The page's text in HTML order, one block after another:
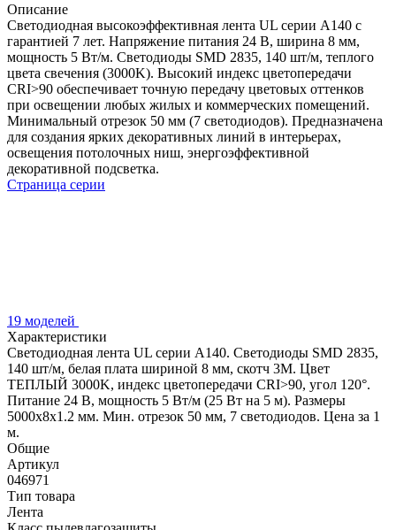
Описание
Светодиодная высокоэффективная лента UL серии A140 с
гарантией 7 лет. Напряжение питания 24 В, ширина 8 мм,
мощность 5 Вт/м. Светодиоды SMD 2835, 140 шт/м, теплого
цвета свечения (3000K). Высокий индекс цветопередачи
CRI>90 обеспечивает точную передачу цветовых оттенков
при освещении любых жилых и коммерческих помещений.
Минимальный отрезок 50 мм (7 светодиодов). Предназначена
для создания ярких декоративных линий в интерьерах,
освещения потолочных ниш, энергоэффективной
декоративной подсветка.
Страница серии
19 моделей
Характеристики
Светодиодная лента UL серии A140. Светодиоды SMD 2835,
140 шт/м, белая плата шириной 8 мм, скотч 3M. Цвет
ТЕПЛЫЙ 3000K, индекс цветопередачи CRI>90, угол 120°.
Питание 24 В, мощность 5 Вт/м (25 Вт на 5 м). Размеры
5000x8x1.2 мм. Мин. отрезок 50 мм, 7 светодиодов. Цена за 1
м.
Общие
Артикул
046971
Тип товара
Лента